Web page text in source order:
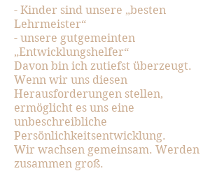
- Kinder sind unsere „besten
Lehrmeister“
- unsere gutgemeinten
„Entwicklungshelfer“
Davon bin ich zutiefst überzeugt.
Wenn wir uns diesen
Herausforderungen stellen,
ermöglicht es uns eine
unbeschreibliche
Persönlichkeitsentwicklung.
Wir wachsen gemeinsam. Werden
zusammen groß.